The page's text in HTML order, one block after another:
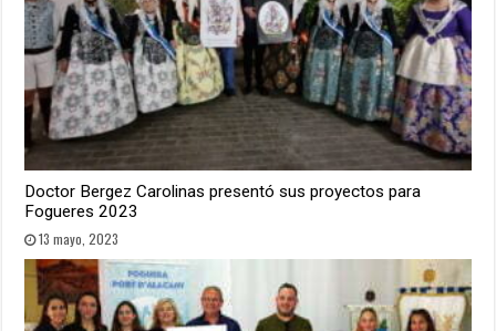
Doctor Bergez Carolinas presentó sus proyectos para
Fogueres 2023
13 mayo, 2023